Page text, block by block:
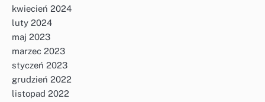
kwiecień 2024
luty 2024
maj 2023
marzec 2023
styczeń 2023
grudzień 2022
listopad 2022